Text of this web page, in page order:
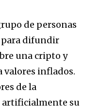
de personas
para difundir
una cripto y
valores inflados.
de la
su